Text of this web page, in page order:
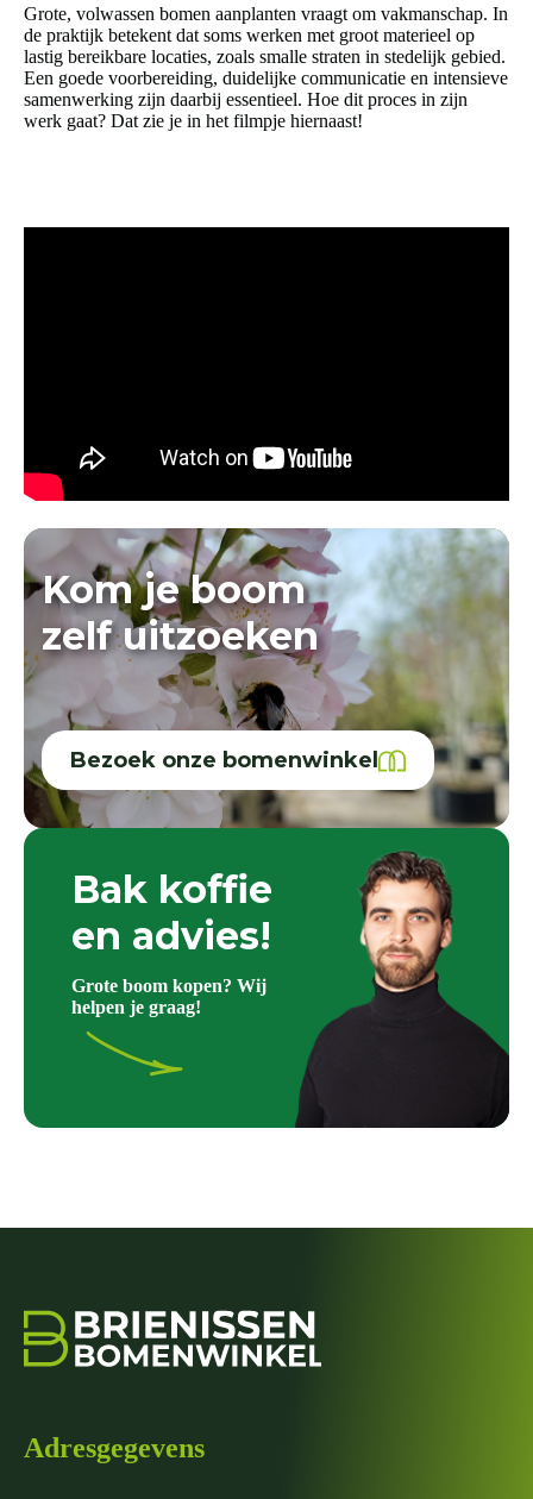
Grote, volwassen bomen aanplanten vraagt om vakmanschap. In
de praktijk betekent dat soms werken met groot materieel op
lastig bereikbare locaties, zoals smalle straten in stedelijk gebied.
Een goede voorbereiding, duidelijke communicatie en intensieve
samenwerking zijn daarbij essentieel. Hoe dit proces in zijn
werk gaat? Dat zie je in het filmpje hiernaast!
Kom je boom
zelf uitzoeken
Bezoek onze bomenwinkel
Bak koffie
en advies!
Grote boom kopen? Wij
helpen je graag!
Adresgegevens